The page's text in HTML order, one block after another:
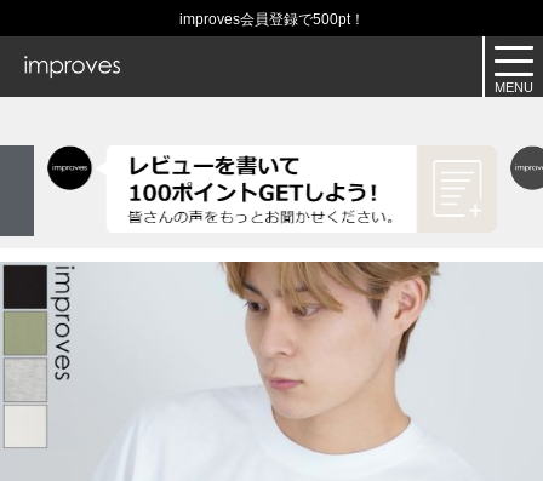
improves会員登録で500pt！